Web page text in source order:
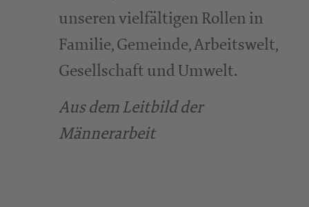
unseren vielfältigen Rollen in
Familie, Gemeinde, Arbeitswelt,
Gesellschaft und Umwelt.
Aus dem Leitbild der
Männerarbeit